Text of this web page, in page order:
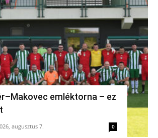
emléktorna – ez
augusztus 7. 0